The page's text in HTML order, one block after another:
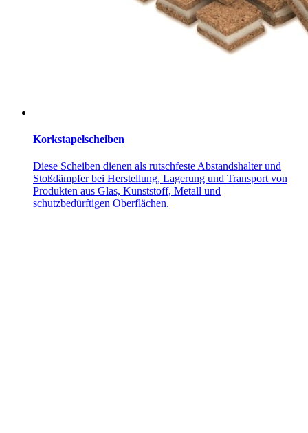
Korkstapelscheiben
Diese Scheiben dienen als rutschfeste Abstandshalter und
Stoßdämpfer bei Herstellung, Lagerung und Transport von
Produkten aus Glas, Kunststoff, Metall und
schutzbedürftigen Oberflächen.